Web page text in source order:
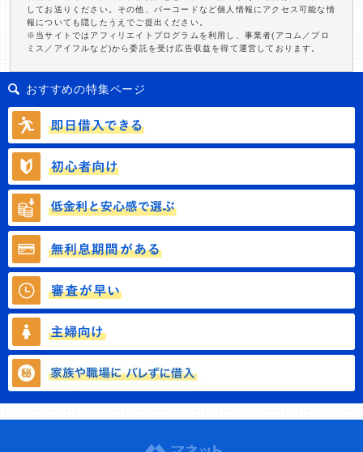
してお送りください。その他、バーコードなど個人情報にアクセス可能な情
報についても隠したうえでご提出ください。
※当サイトではアフィリエイトプログラムを利用し、事業者(アコム／プロ
ミス／アイフルなど)から委託を受け広告収益を得て運営しております。
おすすめの特集ページ